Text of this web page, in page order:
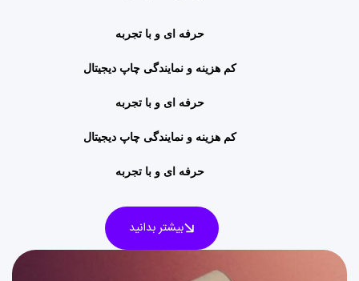
حرفه ای و با تجربه
کم هزینه و نمایندگی چاپ دیجیتال
حرفه ای و با تجربه
کم هزینه و نمایندگی چاپ دیجیتال
حرفه ای و با تجربه
بیشتر بدانید